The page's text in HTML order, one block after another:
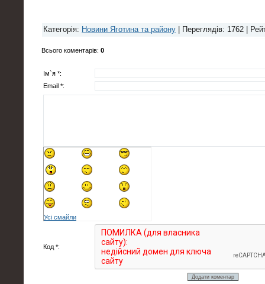
Категорія: Новини Яготина та району Переглядів: 1762 |
Всього коментарів: 0
Ім`я *:
Email *:
Усі смайли
Код *: